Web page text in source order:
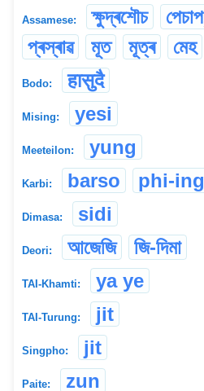
Assamese: ক্ষুদ্ৰশৌচ পেচাপ
প্ৰস্ৰাৱ
মূত মূত্ৰ মেহ
Bodo: हासुदै
Mising: yesi
Meeteilon: yung
Karbi: barso phi-ing
Dimasa: sidi
Deori: আজেজি জি-দিমা
TAI-Khamti: ya ye
TAI-Turung: jit
Singpho: jit
Paite: zun